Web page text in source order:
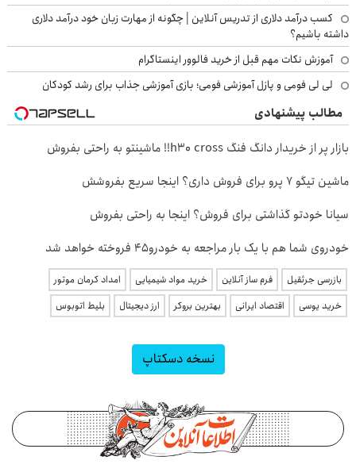
کسب درآمد دلاری از تدریس آنلاین | چگونه از مهارت زبان خود درآمد دلاری
داشته باشیم؟
آموزش نکات مهم قبل از خرید فالوور اینستاگرام
لی لی فومی و پازل آموزشی فومی؛ بازی آموزشی جذاب برای رشد کودکان
مطالب پیشنهادی
بازار پر از خریدار دانگ فنگ h30 cross!! ماشینتو به راحتی بفروش
ماشین تیگو 7 پرو برای فروش داری؟ اینجا سریع بفروشش
سیانا خودتو گذاشتی برای فروش؟ اینجا به راحتی بفروش
خودروی شما هم با یک بار مراجعه به خودرو45 فروخته خواهد شد
بازرسی جرثقیل فرم ساز آنلاین خرید مواد شیمیایی
امداد کرمان موتور
خرید یوسی
اقتصاد ایرانی بهترین بروکر ارز دیجیتال بلیط اتوبوس
نسخه دسکتاپ